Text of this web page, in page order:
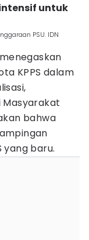
untuk
PSU. IDN
KPPS dalam
Masyarakat
bahwa
yang baru.